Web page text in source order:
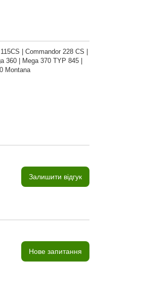
| Commandor 228 CS |
360 | Mega 370 TYP 845 |
Montana
Залишити відгук
Нове запитання